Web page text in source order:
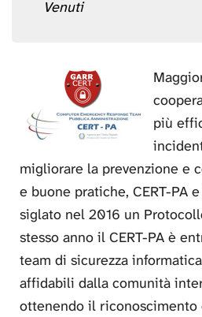
Venuti
più
migliorare la prevenzione e
e buone pratiche, CERT-PA
siglato nel 2016 un
stesso anno il CERT-PA è
team di sicurezza
affidabili dalla comunità
ottenendo il riconoscimento